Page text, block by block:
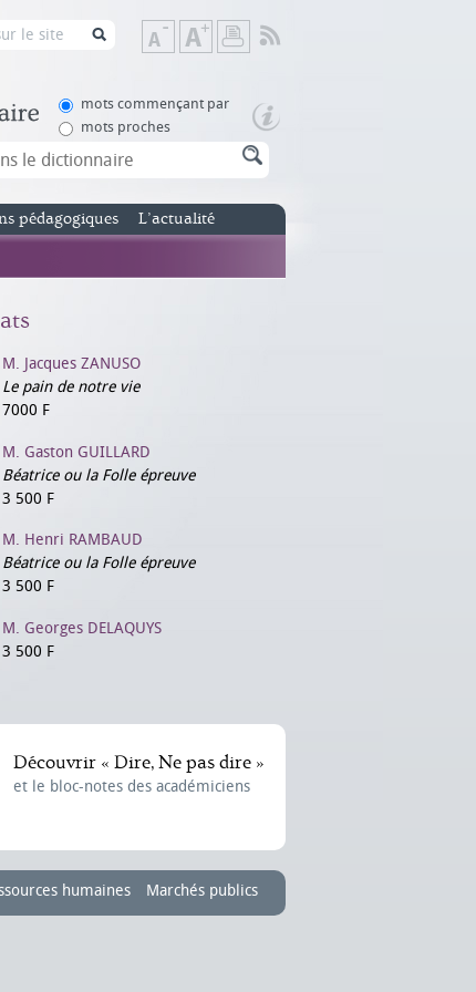
Diminuer
la
de
Augmenter
la
de
mots commençant par
mots proches
pédagogiques L’actualité
M. Jacques ZANUSO
Le pain de notre vie
7000 F
M. Gaston GUILLARD
Béatrice ou la Folle épreuve
3 500 F
M. Henri RAMBAUD
Béatrice ou la Folle épreuve
3 500 F
M. Georges DELAQUYS
3 500 F
Découvrir « Dire, Ne pas dire »
et le bloc-notes des académiciens
humaines Marchés publics